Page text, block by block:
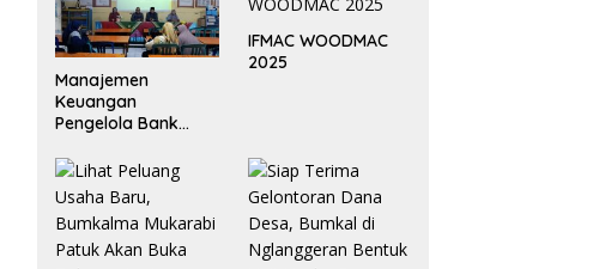
Manajemen
Keuangan
Pengelola Bank
IFMAC WOODMAC
2025